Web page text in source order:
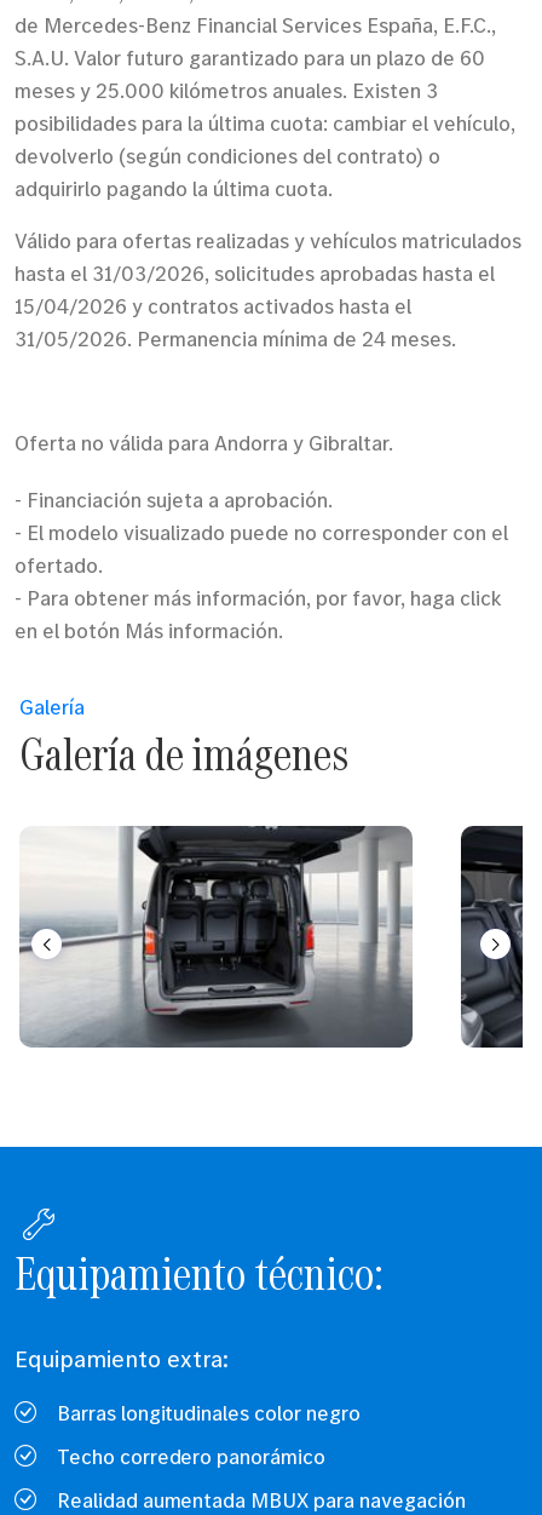
de Mercedes-Benz Financial Services España, E.F.C.,
S.A.U. Valor futuro garantizado para un plazo de 60
meses y 25.000 kilómetros anuales. Existen 3
posibilidades para la última cuota: cambiar el vehículo,
devolverlo (según condiciones del contrato) o
adquirirlo pagando la última cuota.
Válido para ofertas realizadas y vehículos matriculados
hasta el 31/03/2026, solicitudes aprobadas hasta el
15/04/2026 y contratos activados hasta el
31/05/2026. Permanencia mínima de 24 meses.
Oferta no válida para Andorra y Gibraltar.
- Financiación sujeta a aprobación.
- El modelo visualizado puede no corresponder con el
ofertado.
- Para obtener más información, por favor, haga click
en el botón Más información.
Galería
Galería de imágenes
Equipamiento técnico:
Equipamiento extra:
Barras longitudinales color negro
Techo corredero panorámico
Realidad aumentada MBUX para navegación